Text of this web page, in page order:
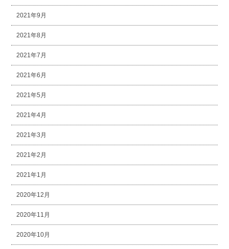
2021年9月
2021年8月
2021年7月
2021年6月
2021年5月
2021年4月
2021年3月
2021年2月
2021年1月
2020年12月
2020年11月
2020年10月